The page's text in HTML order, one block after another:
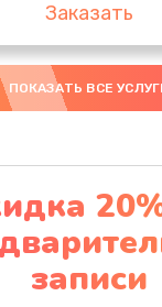
Заказать
Настройка
650 руб.
Ремонт кнопки
1200 руб.
Заказать
ПОКАЗАТЬ ВСЕ
записи